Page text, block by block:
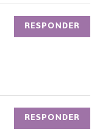
RESPONDER
RESPONDER